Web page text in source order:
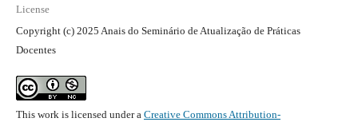
License
Copyright (c) 2025 Anais do Seminário de Atualização de Práticas
Docentes
This work is licensed under a Creative Commons Attribution-